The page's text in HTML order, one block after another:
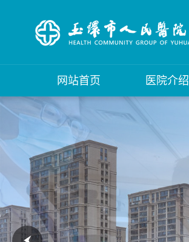
网站首页 医院介绍